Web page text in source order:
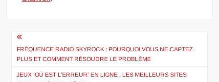
Navigation
de
l’article
FRÉQUENCE RADIO SKYROCK : POURQUOI VOUS NE CAPTEZ
PLUS ET COMMENT RÉSOUDRE LE PROBLÈME
JEUX ‘OÙ EST L’ERREUR’ EN LIGNE : LES MEILLEURS SITES